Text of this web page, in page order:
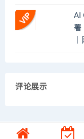
AI
署
评论展示